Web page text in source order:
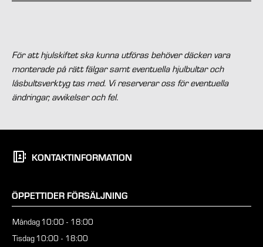
För att hjulskiftet ska kunna utföras behöver däcken vara
monterade på rätt fälgar samt eventuella hjulbultar och
låsbultsverktyg tas med. Vi reserverar oss för eventuella
ändringar, avvikelser och fel.
KONTAKTINFORMATION
ÖPPETTIDER FÖRSÄLJNING
Måndag10:00 - 18:00
Tisdag10:00 - 18:00